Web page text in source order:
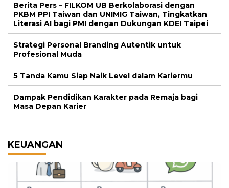
Berita Pers – FILKOM UB Berkolaborasi dengan
PKBM PPI Taiwan dan UNIMIG Taiwan, Tingkatkan
Literasi AI bagi PMI dengan Dukungan KDEI Taipei
Strategi Personal Branding Autentik untuk
Profesional Muda
5 Tanda Kamu Siap Naik Level dalam Kariermu
Dampak Pendidikan Karakter pada Remaja bagi
Masa Depan Karier
KEUANGAN